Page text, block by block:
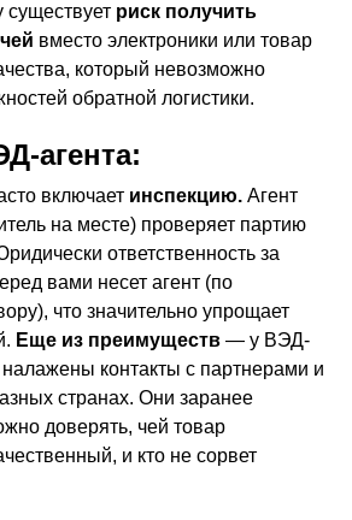
существует риск получить
вместо электроники или товар
который невозможно
обратной логистики.
агента:
включает инспекцию. Агент
на месте) проверяет партию
ответственность за
вами несет агент (по
что значительно упрощает
Еще из преимуществ — у ВЭД-
налажены контакты с партнерами и
странах. Они заранее
доверять, чей товар
и кто не сорвет